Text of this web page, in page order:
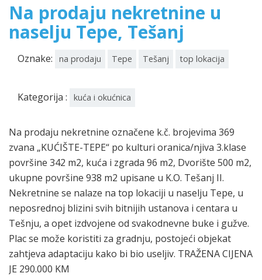
Na prodaju nekretnine u
naselju Tepe, Tešanj
Oznake: na prodaju Tepe Tešanj top lokacija
Kategorija : kuća i okućnica
Na prodaju nekretnine označene k.č. brojevima 369
zvana „KUĆIŠTE-TEPE“ po kulturi oranica/njiva 3.klase
površine 342 m2, kuća i zgrada 96 m2, Dvorište 500 m2,
ukupne površine 938 m2 upisane u K.O. Tešanj II.
Nekretnine se nalaze na top lokaciji u naselju Tepe, u
neposrednoj blizini svih bitnijih ustanova i centara u
Tešnju, a opet izdvojene od svakodnevne buke i gužve.
Plac se može koristiti za gradnju, postojeći objekat
zahtjeva adaptaciju kako bi bio useljiv. TRAŽENA CIJENA
JE 290.000 KM